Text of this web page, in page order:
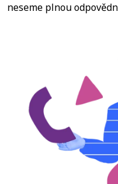
neseme plnou